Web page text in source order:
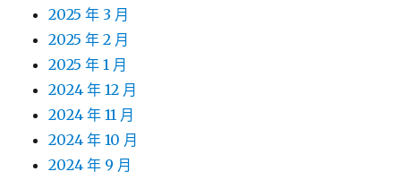
2025 年 3 月
2025 年 2 月
2025 年 1 月
2024 年 12 月
2024 年 11 月
2024 年 10 月
2024 年 9 月